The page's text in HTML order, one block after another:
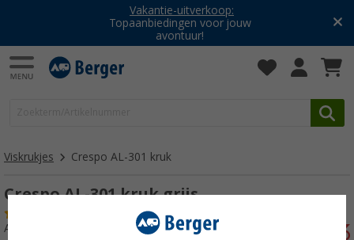
Vakantie-uitverkoop:
Topaanbiedingen voor jouw
avontuur!
Viskrukjes Crespo AL-301 kruk
Crespo AL-301 kruk grijs
Artikelnr: 704480